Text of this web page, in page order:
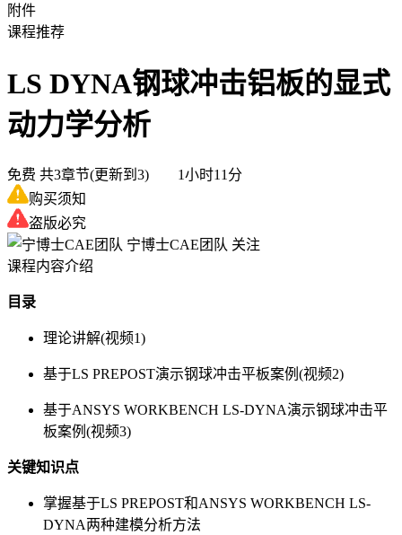
附件
课程推荐
LS DYNA钢球冲击铝板的显式
动力学分析
免费 共3章节(更新到3) 1小时11分
购买须知
盗版必究
宁博士CAE团队 关注
课程内容介绍
目录
理论讲解(视频1)
基于LS PREPOST演示钢球冲击平板案例(视频2)
基于ANSYS WORKBENCH LS-DYNA演示钢球冲击平
板案例(视频3)
关键知识点
掌握基于LS PREPOST和ANSYS WORKBENCH LS-
DYNA两种建模分析方法